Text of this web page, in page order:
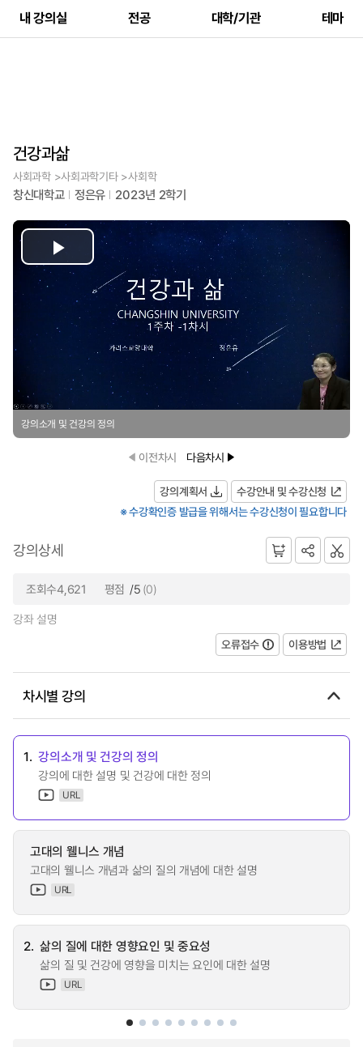
내 강의실 전공 대학/기관 테마
건강과삶
사회과학 >사회과학기타 >사회학
창신대학교 정은유 2023년 2학기
Play
Video
강의소개 및 건강의 정의
이전차시 다음차시
강의계획서
수강안내 및 수강신청
※ 수강확인증 발급을 위해서는 수강신청이 필요합니다
강의상세
조회수4,621 평점 /5 (0)
강좌 설명
오류접수
이용방법
차시별 강의
1. 강의소개 및 건강의 정의
강의에 대한 설명 및 건강에 대한 정의
URL
고대의 웰니스 개념
고대의 웰니스 개념과 삶의 질의 개념에 대한 설명
URL
2. 삶의 질에 대한 영향요인 및 중요성
삶의 질 및 건강에 영향을 미치는 요인에 대한 설명
URL